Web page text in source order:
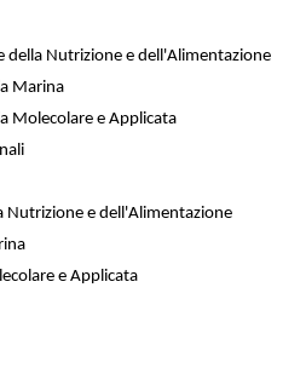
della Nutrizione e dell'Alimentazione
Marina
Molecolare e Applicata
Nutrizione e dell'Alimentazione
e Applicata